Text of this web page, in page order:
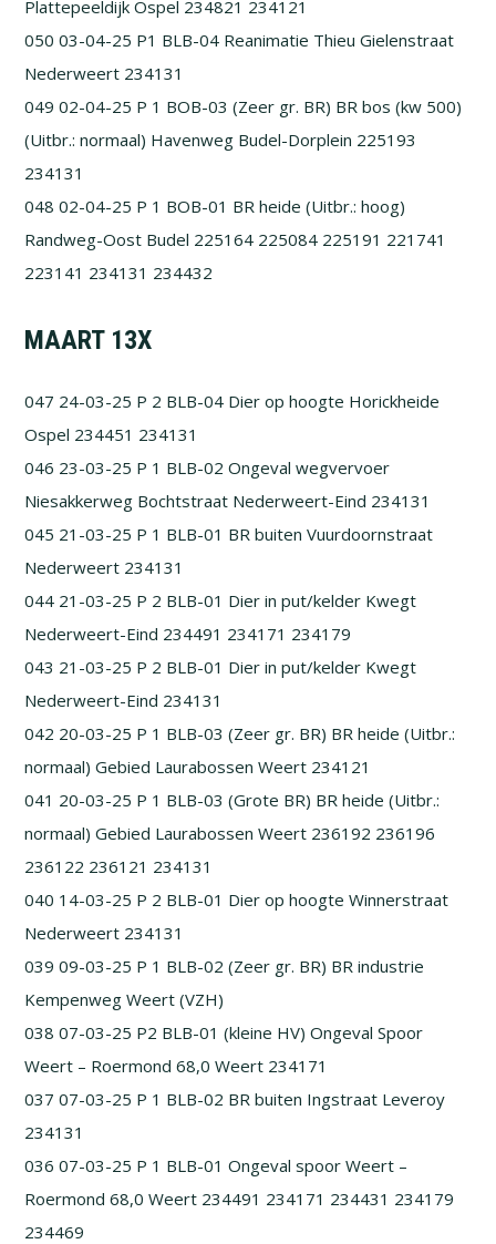
Plattepeeldijk Ospel 234821 234121
050 03-04-25 P1 BLB-04 Reanimatie Thieu Gielenstraat
Nederweert 234131
049 02-04-25 P 1 BOB-03 (Zeer gr. BR) BR bos (kw 500)
(Uitbr.: normaal) Havenweg Budel-Dorplein 225193
234131
048 02-04-25 P 1 BOB-01 BR heide (Uitbr.: hoog)
Randweg-Oost Budel 225164 225084 225191 221741
223141 234131 234432
MAART 13X
047 24-03-25 P 2 BLB-04 Dier op hoogte Horickheide
Ospel 234451 234131
046 23-03-25 P 1 BLB-02 Ongeval wegvervoer
Niesakkerweg Bochtstraat Nederweert-Eind 234131
045 21-03-25 P 1 BLB-01 BR buiten Vuurdoornstraat
Nederweert 234131
044 21-03-25 P 2 BLB-01 Dier in put/kelder Kwegt
Nederweert-Eind 234491 234171 234179
043 21-03-25 P 2 BLB-01 Dier in put/kelder Kwegt
Nederweert-Eind 234131
042 20-03-25 P 1 BLB-03 (Zeer gr. BR) BR heide (Uitbr.:
normaal) Gebied Laurabossen Weert 234121
041 20-03-25 P 1 BLB-03 (Grote BR) BR heide (Uitbr.:
normaal) Gebied Laurabossen Weert 236192 236196
236122 236121 234131
040 14-03-25 P 2 BLB-01 Dier op hoogte Winnerstraat
Nederweert 234131
039 09-03-25 P 1 BLB-02 (Zeer gr. BR) BR industrie
Kempenweg Weert (VZH)
038 07-03-25 P2 BLB-01 (kleine HV) Ongeval Spoor
Weert – Roermond 68,0 Weert 234171
037 07-03-25 P 1 BLB-02 BR buiten Ingstraat Leveroy
234131
036 07-03-25 P 1 BLB-01 Ongeval spoor Weert –
Roermond 68,0 Weert 234491 234171 234431 234179
234469